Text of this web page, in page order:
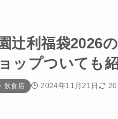
辻利福袋2026
ップついても紹
飲食店 2024年11月21日